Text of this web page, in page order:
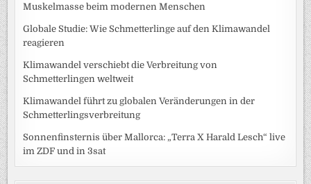
Muskelmasse beim modernen Menschen
Globale Studie: Wie Schmetterlinge auf den Klimawandel
reagieren
Klimawandel verschiebt die Verbreitung von
Schmetterlingen weltweit
Klimawandel führt zu globalen Veränderungen in der
Schmetterlingsverbreitung
Sonnenfinsternis über Mallorca: „Terra X Harald Lesch“ live
im ZDF und in 3sat